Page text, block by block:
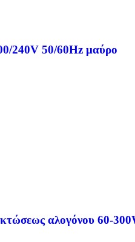
240V 50/60Hz μαύρο
αλογόνου 60-